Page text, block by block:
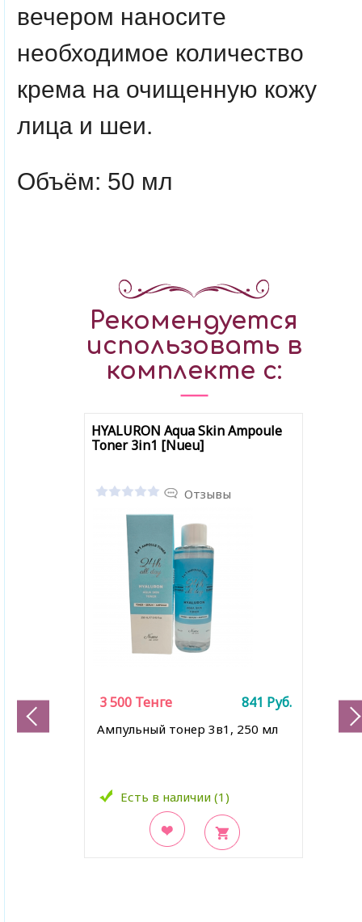
вечером наносите
необходимое количество
крема на очищенную кожу
лица и шеи.
Объём: 50 мл
Рекомендуется
использовать в
комплекте с:
HYALURON Aqua Skin Ampoule
Toner 3in1 [Nueu]
Отзывы
Ампульный тонер 3в1, 250 мл
Есть в наличии (1)
3 500 Тенге 841 Руб.